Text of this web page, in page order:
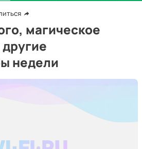
магическое
недели